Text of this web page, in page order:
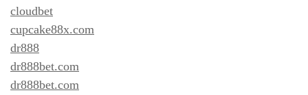
cloudbet
cupcake88x.com
dr888
dr888bet.com
dr888bet.com